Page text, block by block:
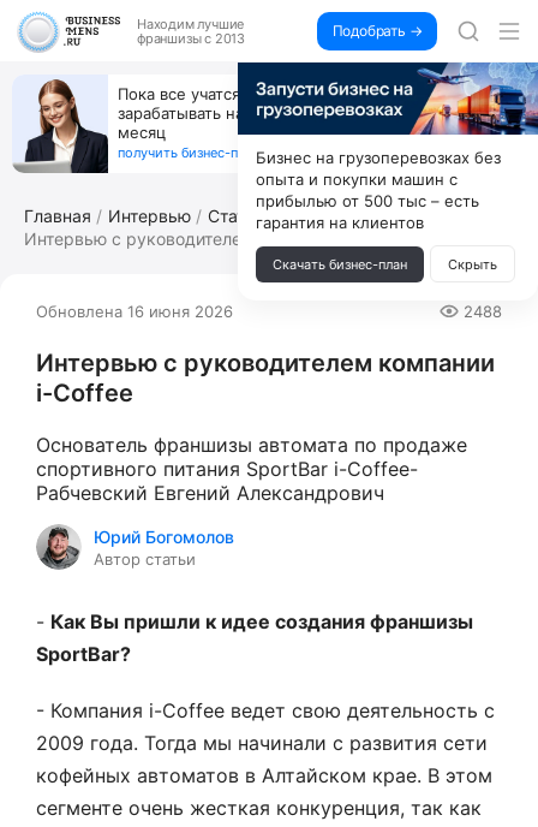
Находим лучшие
франшизы с 2013
Подобрать →
Пока все учатся пользоваться ИИ, вы можете
зарабатывать на их обучении по 500 тыс. каждый
месяц
получить бизнес-план ↓
Главная Интервью
Статьи по франчайзингу
Интервью с руководителем компании i-C...
Обновлена 16 июня 2026 2488
Интервью с руководителем компании
i-Coffee
Основатель франшизы автомата по продаже
спортивного питания SportBar i-Coffee-
Рабчевский Евгений Александрович
Юрий Богомолов
Автор статьи
- Как Вы пришли к идее создания франшизы
SportBar?
- Компания i-Coffee ведет свою деятельность с
2009 года. Тогда мы начинали с развития сети
кофейных автоматов в Алтайском крае. В этом
сегменте очень жесткая конкуренция, так как
Бизнес на грузоперевозках без
опыта и покупки машин с
прибылью от 500 тыс – есть
гарантия на клиентов
Скачать бизнес-план Скрыть